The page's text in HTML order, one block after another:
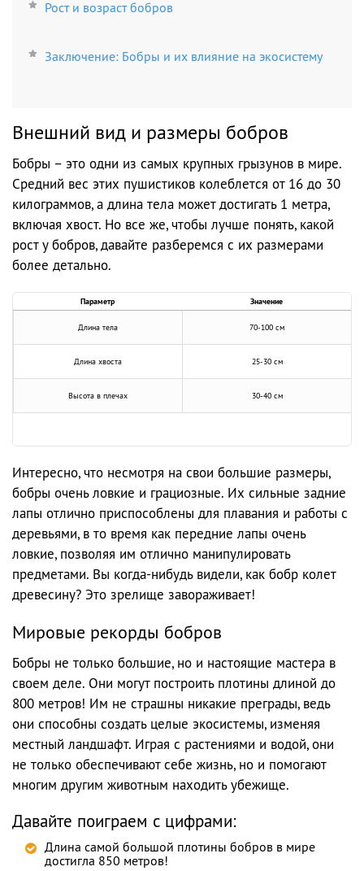
Рост и возраст бобров
Заключение: Бобры и их влияние на экосистему
Внешний вид и размеры бобров
Бобры – это одни из самых крупных грызунов в мире.
Средний вес этих пушистиков колеблется от 16 до 30
килограммов, а длина тела может достигать 1 метра,
включая хвост. Но все же, чтобы лучше понять, какой
рост у бобров, давайте разберемся с их размерами
более детально.
Параметр Значение
Длина тела 70-100 см
Длина хвоста 25-30 см
Высота в плечах 30-40 см
Интересно, что несмотря на свои большие размеры,
бобры очень ловкие и грациозные. Их сильные задние
лапы отлично приспособлены для плавания и работы с
деревьями, в то время как передние лапы очень
ловкие, позволяя им отлично манипулировать
предметами. Вы когда-нибудь видели, как бобр колет
древесину? Это зрелище завораживает!
Мировые рекорды бобров
Бобры не только большие, но и настоящие мастера в
своем деле. Они могут построить плотины длиной до
800 метров! Им не страшны никакие преграды, ведь
они способны создать целые экосистемы, изменяя
местный ландшафт. Играя с растениями и водой, они
не только обеспечивают себе жизнь, но и помогают
многим другим животным находить убежище.
Давайте поиграем с цифрами:
Длина самой большой плотины бобров в мире
достигла 850 метров!